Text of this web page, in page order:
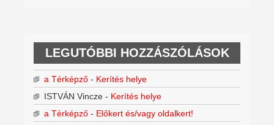
LEGUTÓBBI HOZZÁSZÓLÁSOK
a Térképző - Kerítés helye
ISTVÁN Vincze - Kerítés helye
a Térképző - Előkert és/vagy oldalkert!